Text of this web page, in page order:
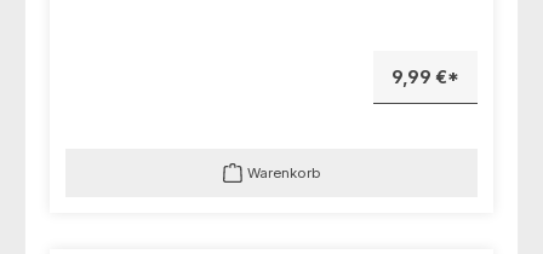
9,99 €*
Warenkorb